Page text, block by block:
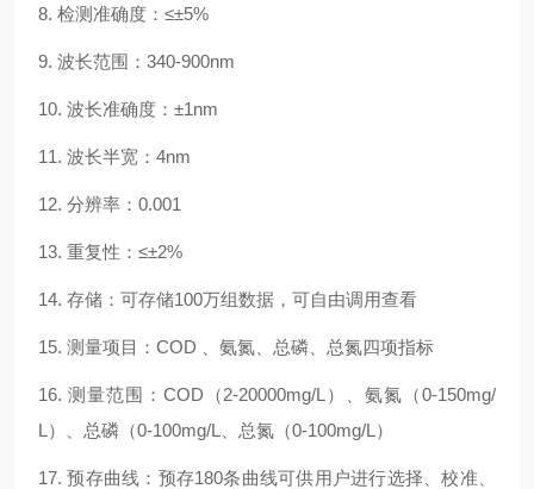
8. 检测准确度：≤±5%
9. 波长范围：340-900nm
10. 波长准确度：±1nm
11. 波长半宽：4nm
12. 分辨率：0.001
13. 重复性：≤±2%
14. 存储：可存储100万组数据，可自由调用查看
15. 测量项目：COD 、氨氮、总磷、总氮四项指标
16. 测量范围：COD（2-20000mg/L）、氨氮（0-150mg/
L）、总磷（0-100mg/L、总氮（0-100mg/L）
17. 预存曲线：预存180条曲线可供用户进行选择、校准、